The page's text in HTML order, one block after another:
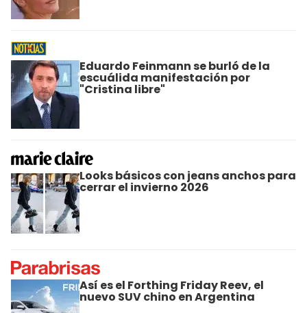
Eduardo Feinmann se burló de la
escuálida manifestación por
"Cristina libre"
Looks básicos con jeans anchos para
cerrar el invierno 2026
Así es el Forthing Friday Reev, el
nuevo SUV chino en Argentina